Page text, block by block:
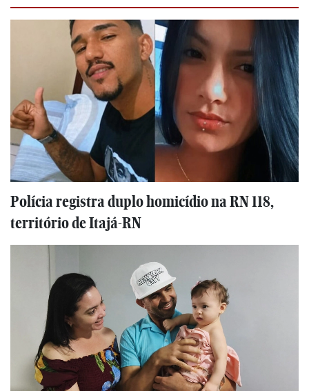
Polícia registra duplo homicídio na RN 118,
território de Itajá-RN